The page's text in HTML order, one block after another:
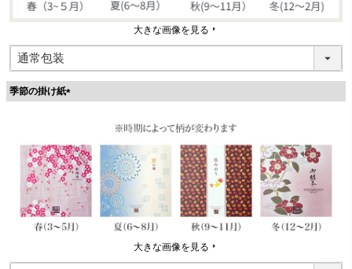
大きな画像を見る
季節の掛け紙
)
大きな画像を見る